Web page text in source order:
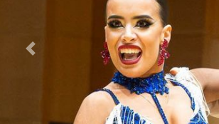
NEWS ARCHIV
3
Internationale Erfolge vom
Wochenende